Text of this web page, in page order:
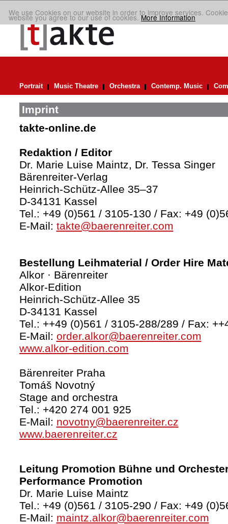
We use Cookies on our website in order to improve services.
website you agree to our use of cookies.More Information
Portrait Music Theatre Orchestra Contemp. Music
Imprint
takte-online.de
Redaktion / Editor
Dr. Marie Luise Maintz, Dr. Tessa Singer
Bärenreiter-Verlag
Heinrich-Schütz-Allee 35–37
D-34131 Kassel
Tel.: +49 (0)561 / 3105-130 / Fax: +49
E-Mail: takte@baerenreiter.com
Bestellung Leihmaterial / Order Hire
Alkor · Bärenreiter
Alkor-Edition
Heinrich-Schütz-Allee 35
D-34131 Kassel
Tel.: ++49 (0)561 / 3105-288/289 / Fax:
E-Mail: order.alkor@baerenreiter.com
www.alkor-edition.com
Bärenreiter Praha
Tomáš Novotný
Stage and orchestra
Tel.: +420 274 001 925
E-Mail: novotny@baerenreiter.cz
www.baerenreiter.cz
Leitung Promotion Bühne und
Performance Promotion
Dr. Marie Luise Maintz
Tel.: +49 (0)561 / 3105-290 / Fax: +49
E-Mail: maintz.alkor@baerenreiter.com